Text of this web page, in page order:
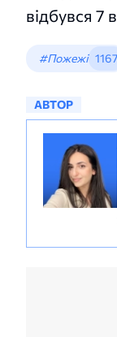
відбувся 7
#Пожежі 1167
АВТОР